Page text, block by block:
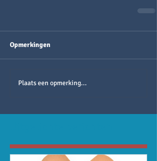
Opmerkingen
Plaats een opmerking...